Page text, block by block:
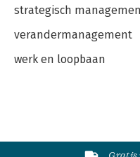
strategisch
verandermanagement
werk en loopbaan